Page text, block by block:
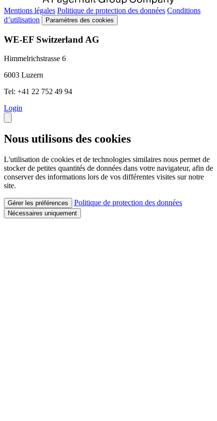
Mentions légales Politique de protection des données Conditions
d’utilisation
Paramètres des cookies
WE-EF Switzerland AG
Himmelrichstrasse 6
6003 Luzern
Tel: +41 22 752 49 94
Login
Nous utilisons des cookies
L'utilisation de cookies et de technologies similaires nous permet de
stocker de petites quantités de données dans votre navigateur, afin de
conserver des informations lors de vos différentes visites sur notre
site.
Gérer les préférences Politique de protection des données
Nécessaires uniquement